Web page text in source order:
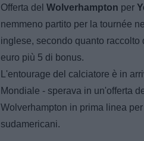
Offerta del Wolverhampton per
nemmeno partito per la tournée
inglese, secondo quanto
euro più 5 di bonus.
L'entourage del calciatore è in
Mondiale - sperava in un'offerta
Wolverhampton in prima linea
sudamericani.